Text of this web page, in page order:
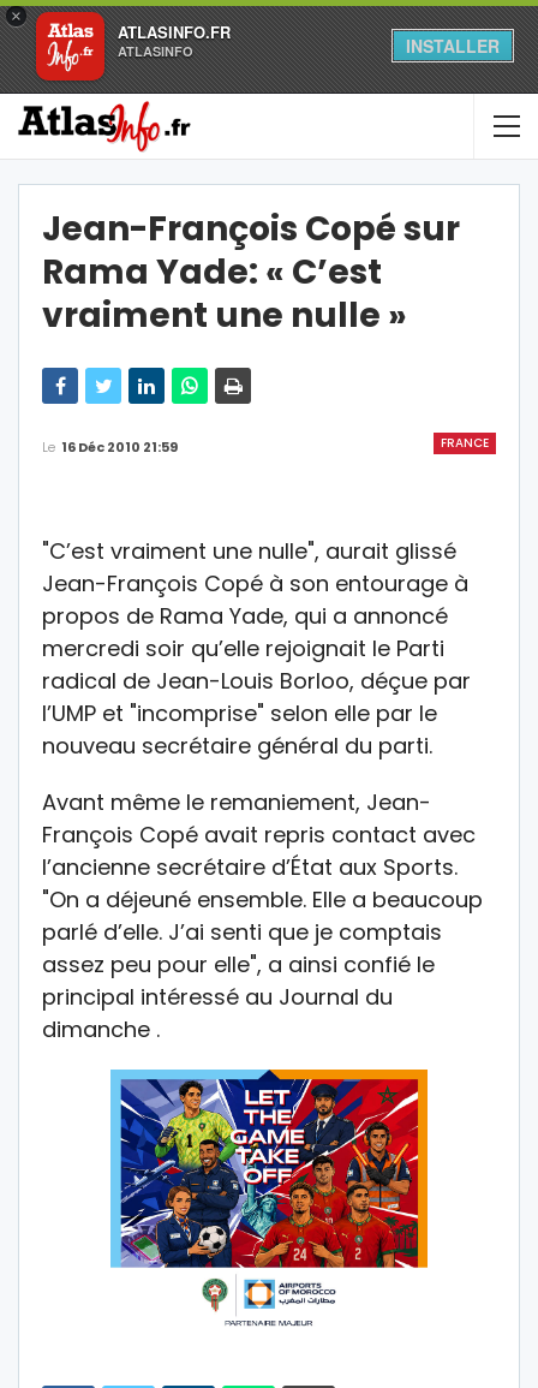
×
ATLASINFO.FR
ATLASINFO INSTALLER
Jean-François Copé sur
Rama Yade: « C’est
vraiment une nulle »
FRANCE
Le 16 Déc 2010 21:59
"C’est vraiment une nulle", aurait glissé
Jean-François Copé à son entourage à
propos de Rama Yade, qui a annoncé
mercredi soir qu’elle rejoignait le Parti
radical de Jean-Louis Borloo, déçue par
l’UMP et "incomprise" selon elle par le
nouveau secrétaire général du parti.
Avant même le remaniement, Jean-
François Copé avait repris contact avec
l’ancienne secrétaire d’État aux Sports.
"On a déjeuné ensemble. Elle a beaucoup
parlé d’elle. J’ai senti que je comptais
assez peu pour elle", a ainsi confié le
principal intéressé au Journal du
dimanche .